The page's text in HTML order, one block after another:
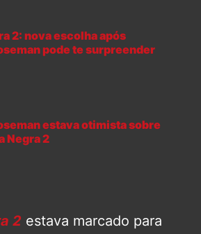
2: nova escolha após
pode te surpreender
estava otimista sobre
Negra 2
2 estava marcado para